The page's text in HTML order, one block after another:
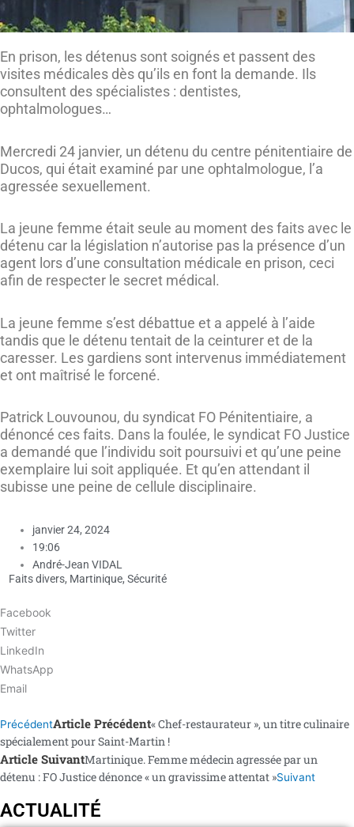
En prison, les détenus sont soignés et passent des
visites médicales dès qu’ils en font la demande. Ils
consultent des spécialistes : dentistes,
ophtalmologues…
Mercredi 24 janvier, un détenu du centre pénitentiaire de
Ducos, qui était examiné par une ophtalmologue, l’a
agressée sexuellement.
La jeune femme était seule au moment des faits avec le
détenu car la législation n’autorise pas la présence d’un
agent lors d’une consultation médicale en prison, ceci
afin de respecter le secret médical.
La jeune femme s’est débattue et a appelé à l’aide
tandis que le détenu tentait de la ceinturer et de la
caresser. Les gardiens sont intervenus immédiatement
et ont maîtrisé le forcené.
Patrick Louvounou, du syndicat FO Pénitentiaire, a
dénoncé ces faits. Dans la foulée, le syndicat FO Justice
a demandé que l’individu soit poursuivi et qu’une peine
exemplaire lui soit appliquée. Et qu’en attendant il
subisse une peine de cellule disciplinaire.
janvier 24, 2024
19:06
André-Jean VIDAL
Faits divers, Martinique, Sécurité
Facebook
Twitter
LinkedIn
WhatsApp
Email
PrécédentArticle Précédent« Chef-restaurateur », un titre culinaire
spécialement pour Saint-Martin !
Article SuivantMartinique. Femme médecin agressée par un
détenu : FO Justice dénonce « un gravissime attentat »Suivant
ACTUALITÉ